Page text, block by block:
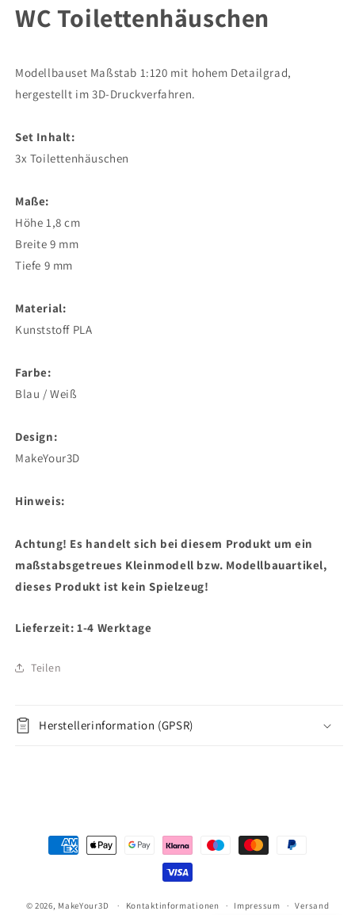
WC
Toilettenhäuschen
WC
Toilettenhäuschen
WC Toilettenhäuschen
Modellbauset Maßstab 1:120 mit hohem Detailgrad,
hergestellt im 3D-Druckverfahren.
Set Inhalt:
3x Toilettenhäuschen
Maße:
Höhe 1,8 cm
Breite 9 mm
Tiefe 9 mm
Material:
Kunststoff PLA
Farbe:
Blau / Weiß
Design:
MakeYour3D
Hinweis:
Achtung! Es handelt sich bei diesem Produkt um ein
maßstabsgetreues Kleinmodell bzw. Modellbauartikel,
dieses Produkt ist kein Spielzeug!
Lieferzeit: 1-4 Werktage
Teilen
Herstellerinformation (GPSR)
Zahlungsmethoden
© 2026, MakeYour3D Kontaktinformationen Impressum Versand